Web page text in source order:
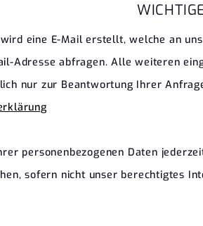
eine E-Mail erstellt, welche an
Adresse abfragen. Alle weiteren
nur zur Beantwortung Ihrer
personenbezogenen Daten
sofern nicht unser berechtigtes